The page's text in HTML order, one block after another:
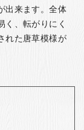
出来ます。全体
く、転がりにく
れた唐草模様が